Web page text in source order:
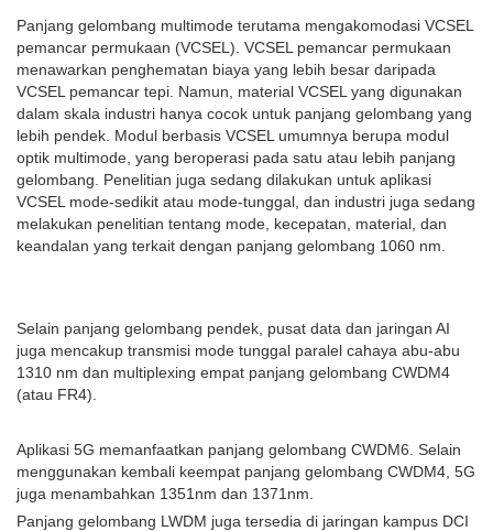
Panjang gelombang multimode terutama mengakomodasi VCSEL
pemancar permukaan (VCSEL). VCSEL pemancar permukaan
menawarkan penghematan biaya yang lebih besar daripada
VCSEL pemancar tepi. Namun, material VCSEL yang digunakan
dalam skala industri hanya cocok untuk panjang gelombang yang
lebih pendek. Modul berbasis VCSEL umumnya berupa modul
optik multimode, yang beroperasi pada satu atau lebih panjang
gelombang. Penelitian juga sedang dilakukan untuk aplikasi
VCSEL mode-sedikit atau mode-tunggal, dan industri juga sedang
melakukan penelitian tentang mode, kecepatan, material, dan
keandalan yang terkait dengan panjang gelombang 1060 nm.
Selain panjang gelombang pendek, pusat data dan jaringan AI
juga mencakup transmisi mode tunggal paralel cahaya abu-abu
1310 nm dan multiplexing empat panjang gelombang CWDM4
(atau FR4).
Aplikasi 5G memanfaatkan panjang gelombang CWDM6. Selain
menggunakan kembali keempat panjang gelombang CWDM4, 5G
juga menambahkan 1351nm dan 1371nm.
Panjang gelombang LWDM juga tersedia di jaringan kampus DCI